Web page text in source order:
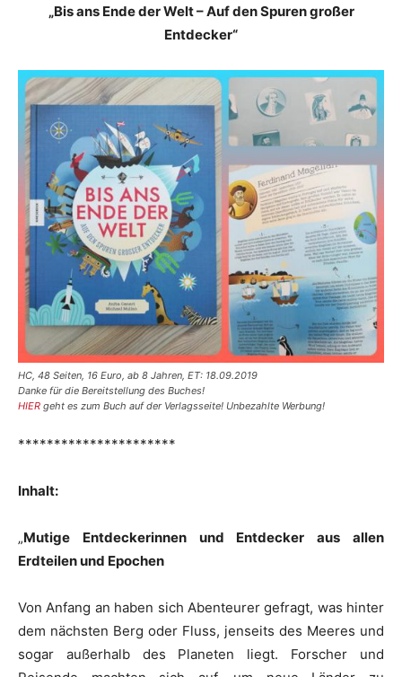
„Bis ans Ende der Welt – Auf den Spuren großer
Entdecker“
HC, 48 Seiten, 16 Euro, ab 8 Jahren, ET: 18.09.2019
Danke für die Bereitstellung des Buches!
HIER geht es zum Buch auf der Verlagsseite! Unbezahlte Werbung!
**********************
Inhalt:
„Mutige Entdeckerinnen und Entdecker aus allen
Erdteilen und Epochen
Von Anfang an haben sich Abenteurer gefragt, was hinter
dem nächsten Berg oder Fluss, jenseits des Meeres und
sogar außerhalb des Planeten liegt. Forscher und